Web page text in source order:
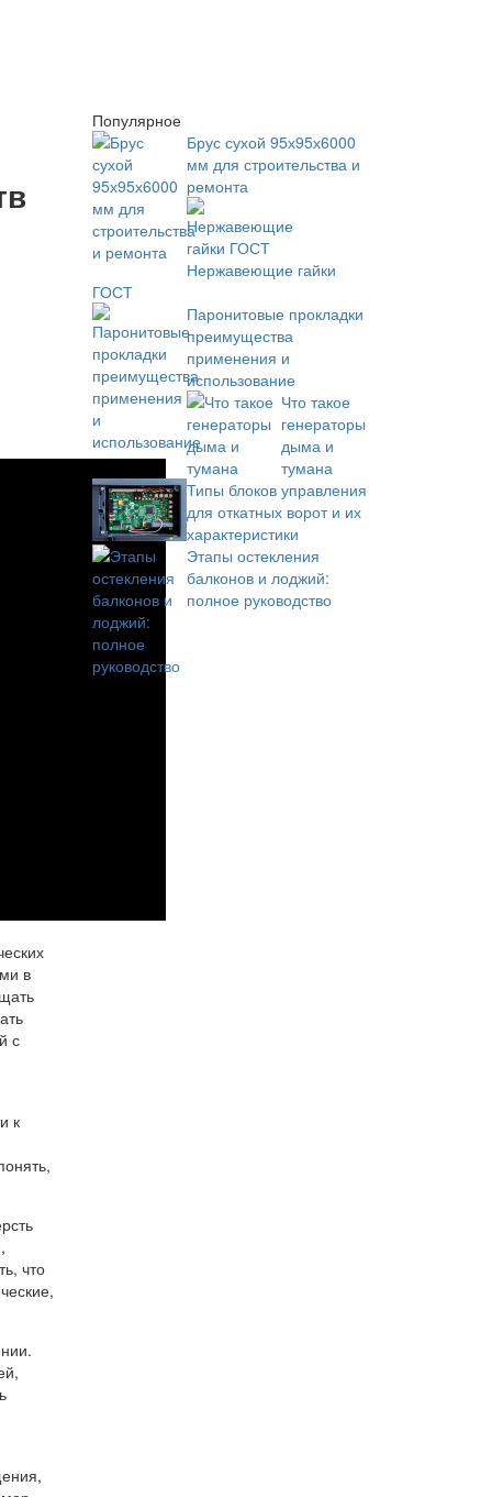
в
с
к
что
Популярное
Брус сухой 95х95х6000
мм для строительства и
ремонта
Нержавеющие гайки
ГОСТ
Паронитовые прокладки
преимущества
применения и
использование
Что такое
генераторы
дыма и
тумана
Типы блоков управления
для откатных ворот и их
характеристики
Этапы остекления
балконов и лоджий:
полное руководство